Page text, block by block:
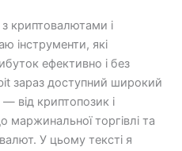
криптовалютами і
інструменти, які
ефективно і без
зараз доступний широкий
від криптопозик і
маржинальної торгівлі та
У цьому тексті я